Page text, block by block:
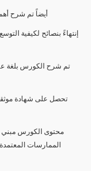
أيضاً تم شرح
إنتهاءً بنصائح لكيفية
تم شرح الكورس بلغة
تحصل على شهادة
محتوى الكورس
الممارسات المعتمدة